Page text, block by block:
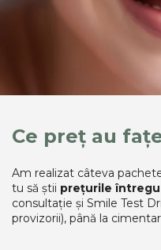
Ce preț au
Am realizat câteva
tu să știi prețurile
consultație și Smile Test
provizorii), până la